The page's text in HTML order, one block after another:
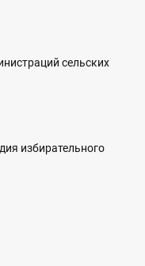
сельских
избирательного